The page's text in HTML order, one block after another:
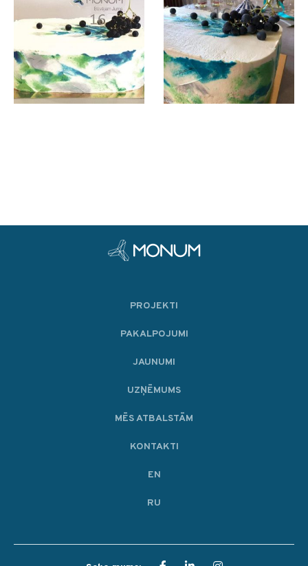
PROJEKTI
PAKALPOJUMI
JAUNUMI
UZŅĒMUMS
MĒS ATBALSTĀM
KONTAKTI
EN
RU